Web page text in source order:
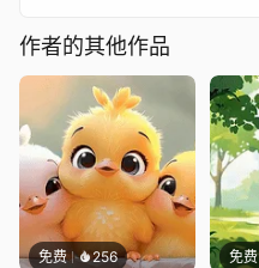
作者的其他作品
免费 256 免费